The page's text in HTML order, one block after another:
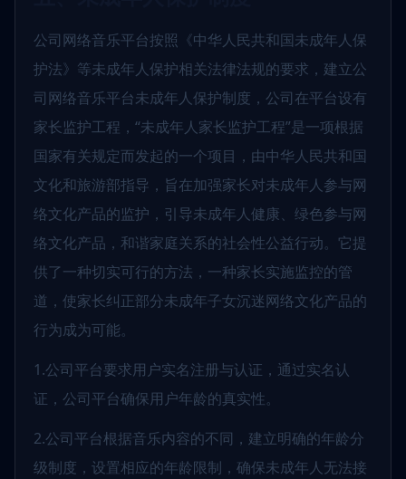
公司网络音乐平台按照《中华人民共和国未成年人保
护法》等未成年人保护相关法律法规的要求，建立公
司网络音乐平台未成年人保护制度，公司在平台设有
家长监护工程，“未成年人家长监护工程”是一项根据
国家有关规定而发起的一个项目，由中华人民共和国
文化和旅游部指导，旨在加强家长对未成年人参与网
络文化产品的监护，引导未成年人健康、绿色参与网
络文化产品，和谐家庭关系的社会性公益行动。它提
供了一种切实可行的方法，一种家长实施监控的管
道，使家长纠正部分未成年子女沉迷网络文化产品的
行为成为可能。
1.公司平台要求用户实名注册与认证，通过实名认
证，公司平台确保用户年龄的真实性。
2.公司平台根据音乐内容的不同，建立明确的年龄分
级制度，设置相应的年龄限制，确保未成年人无法接